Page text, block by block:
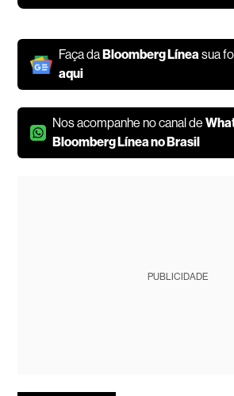
Faça da Bloomberg Líneasua
aqui
Nos acompanhe no canal de
Bloomberg Línea no Brasil
PUBLICIDADE